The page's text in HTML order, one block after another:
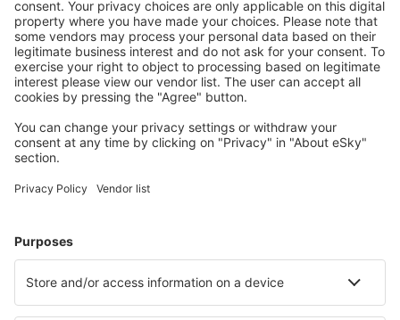
Bespaar meer
Reisaanbiedingen en speciale aanbiedingen voor
geregistreerde gebruikers.
Kies uit meer dan 1,3 miljoen accommodaties: hotels,
jeugdherbergen, appartementen en meer.
Hotels in India - Populaire steden